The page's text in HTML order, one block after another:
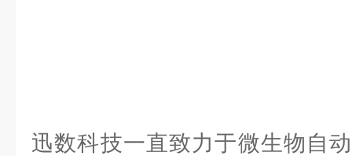
迅数科技一直致力于微生物自